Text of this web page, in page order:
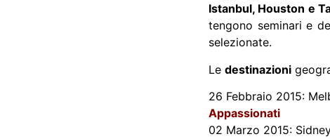
Istanbul, Houston e
tengono seminari e
selezionate.
Le destinazioni
26 Febbraio 2015:
Appassionati
02 Marzo 2015: